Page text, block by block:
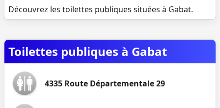
Découvrez les toilettes publiques situées à Gabat.
Toilettes publiques à Gabat
4335 Route Départementale 29